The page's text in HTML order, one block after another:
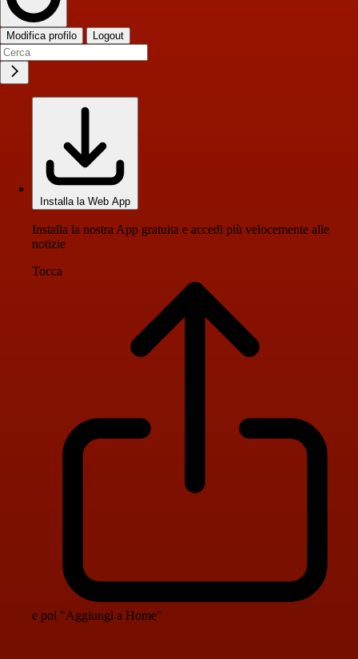
Modifica profilo Logout
Installa la Web App
Installa la nostra App gratuita e accedi più velocemente alle
notizie
Tocca
e poi "Aggiungi a Home"